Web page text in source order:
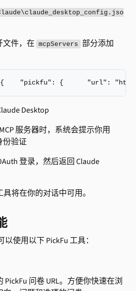
文件，在 mcpServers 部分添加
{    "pickfu": {      "url":
Desktop
服务器时，系统会提示你用
份验证
登录，然后返回 Claude
将在你的对话中可用。
使用以下 PickFu 工具：
问卷 URL。方便你快速在浏